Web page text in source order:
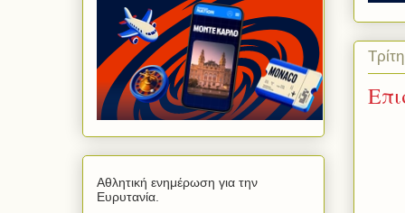
Αθλητική ενημέρωση για την
Ευρυτανία.